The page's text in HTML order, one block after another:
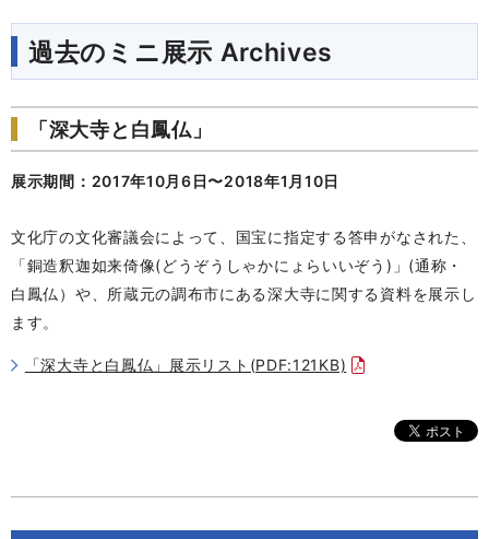
過去のミニ展示 Archives
「深大寺と白鳳仏」
展示期間：2017年10月6日〜2018年1月10日
文化庁の文化審議会によって、国宝に指定する答申がなされた、
「銅造釈迦如来倚像(どうぞうしゃかにょらいいぞう)」(通称・
白鳳仏）や、所蔵元の調布市にある深大寺に関する資料を展示し
ます。
「深大寺と白鳳仏」展示リスト(PDF:121KB)